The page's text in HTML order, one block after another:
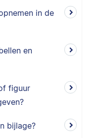
in de
en
figuur
bijlage?